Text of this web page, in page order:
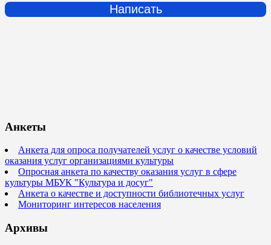
Написать
Анкеты
Анкета для опроса получателей услуг о качестве условий
оказания услуг организациями культуры
Опросная анкета по качеству оказания услуг в сфере
культуры МБУК "Культура и досуг"
Анкета о качестве и доступности библиотечных услуг
Мониторинг интересов населения
Архивы